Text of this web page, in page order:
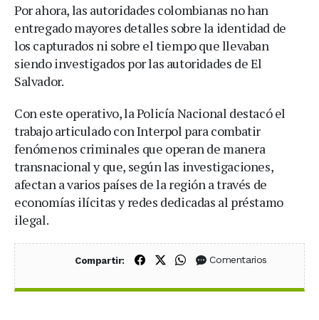
Por ahora, las autoridades colombianas no han
entregado mayores detalles sobre la identidad de
los capturados ni sobre el tiempo que llevaban
siendo investigados por las autoridades de El
Salvador.
Con este operativo, la Policía Nacional destacó el
trabajo articulado con Interpol para combatir
fenómenos criminales que operan de manera
transnacional y que, según las investigaciones,
afectan a varios países de la región a través de
economías ilícitas y redes dedicadas al préstamo
ilegal.
Compartir: Compartir en Facebook
Compartir en X (Twitter)
Compartir en WhatsApp
Comentarios